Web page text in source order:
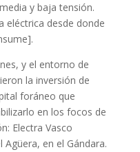
y baja tensión.
eléctrica desde donde
y el entorno de
la inversión de
foráneo que
en los focos de
Electra Vasco
en el Gándara.